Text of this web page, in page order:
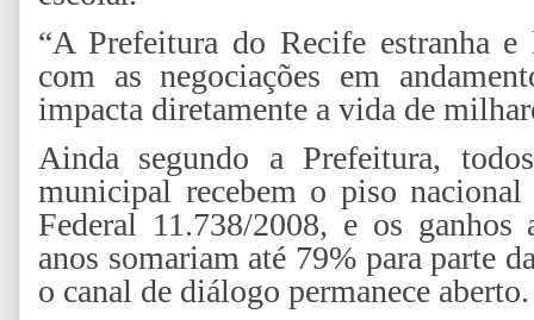
“A Prefeitura do Recife estranha
com as negociações em
impacta diretamente a vida de
Ainda segundo a Prefeitura,
municipal recebem o piso
Federal 11.738/2008, e os
anos somariam até 79% para parte
o canal de diálogo permanece aberto.